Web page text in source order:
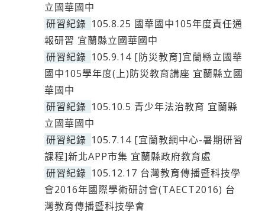
立國華國中
研習紀錄 105.8.25 國華國中105年度責任通
報研習 宜蘭縣立國華國中
研習紀錄 105.9.14 [防災教育]宜蘭縣立國華
國中105學年度(上)防災教育講座 宜蘭縣立國
華國中
研習紀錄 105.10.5 青少年法治教育 宜蘭縣
立國華國中
研習紀錄 105.7.14 [宜蘭教網中心-暑期研習
課程]新北APP市集 宜蘭縣政府教育處
研習紀錄 105.12.17 台灣教育傳播暨科技學
會2016年國際學術研討會(TAECT2016) 台
灣教育傳播暨科技學會